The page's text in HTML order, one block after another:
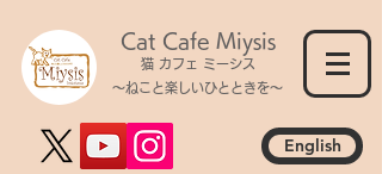
Cat Cafe Miysis
猫 カフェ ミーシス
～ねこと楽しいひとときを～
English